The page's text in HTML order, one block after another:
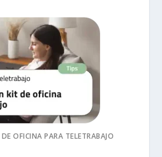
OFICINA PARA TELETRABAJO